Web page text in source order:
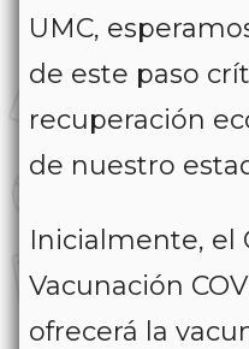
UMC,
de este paso
recuperación
de nuestro
Inicialmente, el
Vacunación
ofrecerá la